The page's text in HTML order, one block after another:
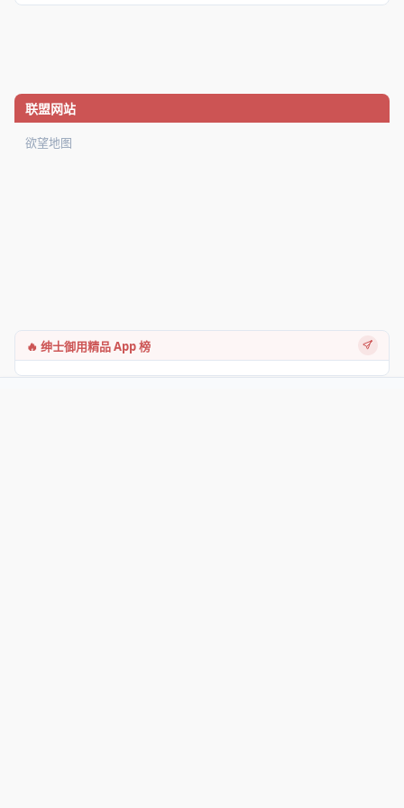
联盟网站
欲望地图
🔥 绅士御用精品 App 榜